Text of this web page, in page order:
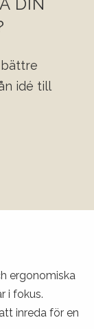
idé till
ergonomiska
i fokus.
inreda för en